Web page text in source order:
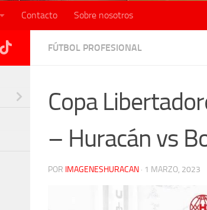
Contacto Sobre nosotros
FÚTBOL PROFESIONAL
Copa
– Huracán vs
POR IMAGENESHURACAN · 1 MARZO, 2023